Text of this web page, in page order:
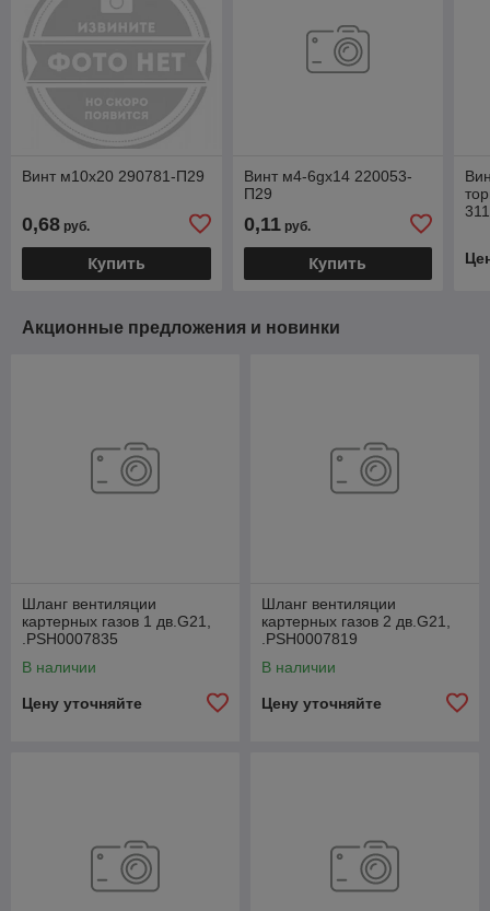
Винт м10х20 290781-П29
0,68 руб.
Купить
Винт м4-6gх14 220053-
П29
0,11руб.
Купить
Акционные предложения и новинки
Шланг вентиляции
картерных газов 1 дв.G21,
.РSН0007835
В наличии
Цену уточняйте
Шланг вентиляции
картерных газов 2 дв.G21,
.РSН0007819
В наличии
Цену уточняйте